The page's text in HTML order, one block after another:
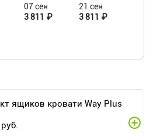
07 сен
3 811 ₽
21 сен
3 811 ₽
ящиков кровати Way Plus
руб.